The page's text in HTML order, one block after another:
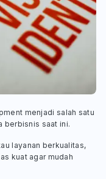
menjadi salah satu
berbisnis saat ini.
layanan berkualitas,
kuat agar mudah